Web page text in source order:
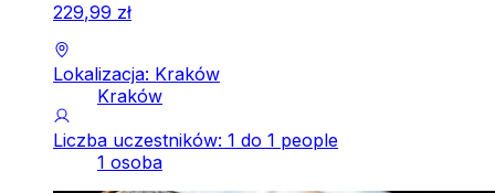
229,99 zł
Lokalizacja: Kraków
Kraków
Liczba uczestników: 1 do 1 people
1 osoba